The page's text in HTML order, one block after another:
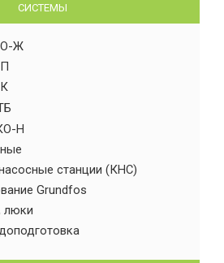
СИСТЕМЫ
Ж
Н
станции (КНС)
Grundfos
люки